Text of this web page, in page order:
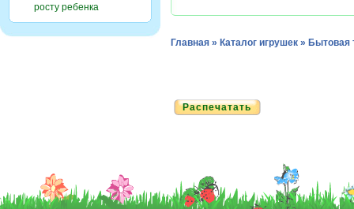
росту ребенка
Главная » Каталог игрушек » Бытовая
Распечатать